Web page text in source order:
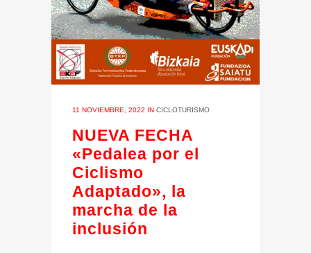
11 NOVIEMBRE, 2022 IN CICLOTURISMO
NUEVA FECHA
«Pedalea por el
Ciclismo
Adaptado», la
marcha de la
inclusión